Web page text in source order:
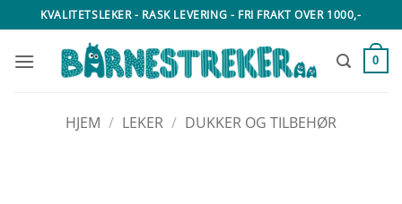
to
content
KVALITETSLEKER - RASK LEVERING - FRI FRAKT OVER 1000,-
0
HJEM / LEKER / DUKKER OG TILBEHØR